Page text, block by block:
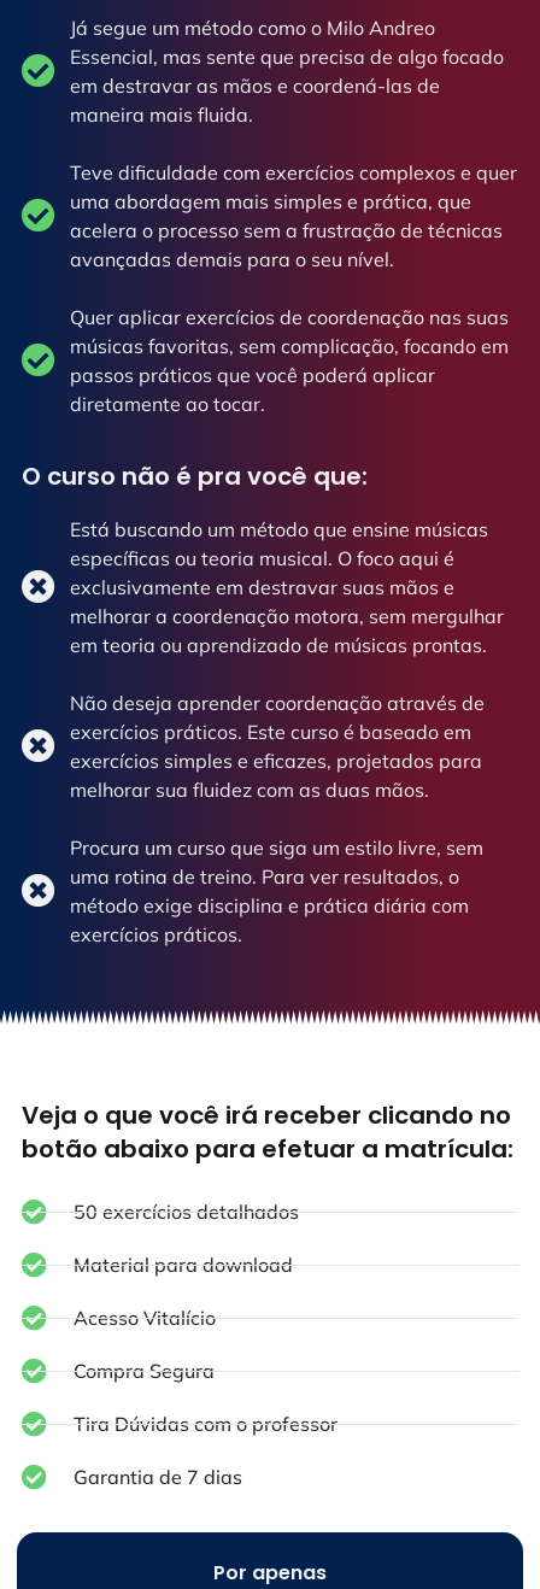
Já segue um método como o Milo Andreo
Essencial, mas sente que precisa de algo focado
em destravar as mãos e coordená-las de
maneira mais fluida.
Teve dificuldade com exercícios complexos e quer
uma abordagem mais simples e prática, que
acelera o processo sem a frustração de técnicas
avançadas demais para o seu nível.
Quer aplicar exercícios de coordenação nas suas
músicas favoritas, sem complicação, focando em
passos práticos que você poderá aplicar
diretamente ao tocar.
O curso não é pra você que:
Está buscando um método que ensine músicas
específicas ou teoria musical. O foco aqui é
exclusivamente em destravar suas mãos e
melhorar a coordenação motora, sem mergulhar
em teoria ou aprendizado de músicas prontas.
Não deseja aprender coordenação através de
exercícios práticos. Este curso é baseado em
exercícios simples e eficazes, projetados para
melhorar sua fluidez com as duas mãos.
Procura um curso que siga um estilo livre, sem
uma rotina de treino. Para ver resultados, o
método exige disciplina e prática diária com
exercícios práticos.
Veja o que você irá receber clicando no
botão abaixo para efetuar a matrícula:
50 exercícios detalhados
Material para download
Acesso Vitalício
Compra Segura
Tira Dúvidas com o professor
Garantia de 7 dias
Por apenas